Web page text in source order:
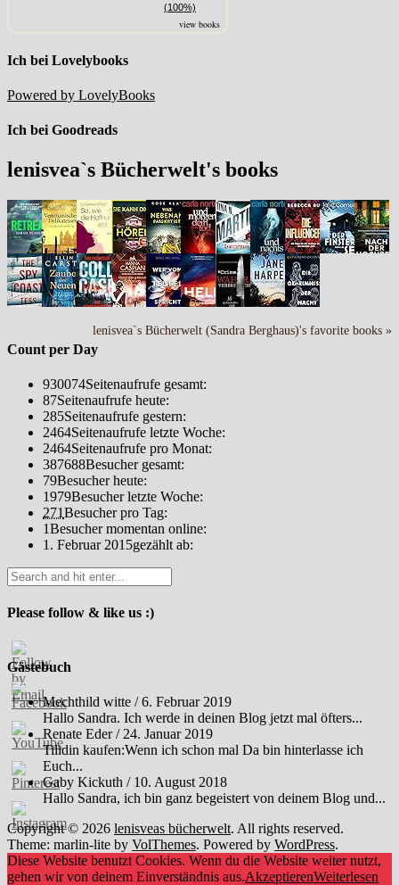
(100%)
view books
Ich bei Lovelybooks
Powered by LovelyBooks
Ich bei Goodreads
lenisvea`s Bücherwelt's books
lenisvea`s Bücherwelt (Sandra Berghaus)'s favorite books »
Count per Day
930074Seitenaufrufe gesamt:
87Seitenaufrufe heute:
285Seitenaufrufe gestern:
2464Seitenaufrufe letzte Woche:
2464Seitenaufrufe pro Monat:
387688Besucher gesamt:
79Besucher heute:
1979Besucher letzte Woche:
271Besucher pro Tag:
1Besucher momentan online:
1. Februar 2015gezählt ab:
Please follow & like us :)
Gästebuch
Mechthild witte /6. Februar 2019
Hallo Sandra. Ich werde in deinen Blog jetzt mal öfters...
Renate Eder/ 24. Januar 2019
Tilidin kaufen:Wenn ich schon mal Da bin hinterlasse ich
Euch...
Gaby Kickuth / 10. August 2018
Hallo Sandra, ich bin ganz begeistert von deinem Blog und...
Copyright © 2026 lenisveas bücherwelt. All rights reserved.
Theme: marlin-lite by VolThemes. Powered by WordPress.
Diese Website benutzt Cookies. Wenn du die Website weiter nutzt,
gehen wir von deinem Einverständnis aus.AkzeptierenWeiterlesen